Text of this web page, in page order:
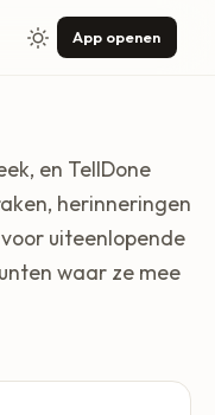
App openen
en TellDone
herinneringen
uiteenlopende
waar ze mee